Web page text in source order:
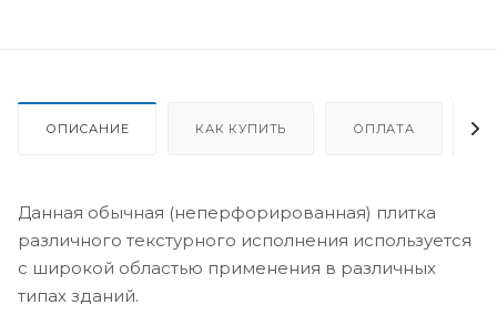
ОПИСАНИЕ КАК КУПИТЬ ОПЛАТА
Данная обычная (неперфорированная) плитка
различного текстурного исполнения используется
с широкой областью применения в различных
типах зданий.